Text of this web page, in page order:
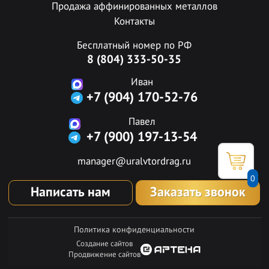
0
Продажа аффинированных металлов
Контакты
Бесплатный номер по РФ
8 (804) 333-50-35
Иван
+7 (904) 170-52-76
Павел
+7 (900) 197-13-54
manager@uralvtordrag.ru
Написать нам Заказать звонок
Политика конфиденциальности
Создание сайтов
Продвижение сайтов